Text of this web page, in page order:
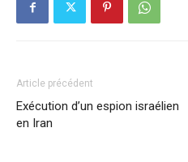
Article précédent
Exécution d’un espion israélien
en Iran